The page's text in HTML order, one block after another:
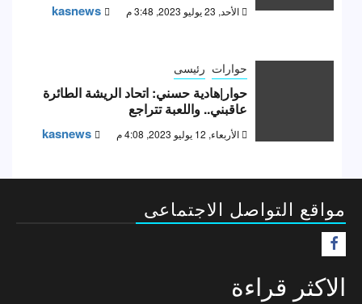
الأحد, 23 يوليو 2023, 3:48 م kasnews
حوارات رئيسى
حوار|هادية حسني: اتحاد الريشة الطائرة
عاقبني.. واللعبة تتراجع
الأربعاء, 12 يوليو 2023, 4:08 م kasnews
مواقع التواصل الاجتماعى
الاكثر قراءة